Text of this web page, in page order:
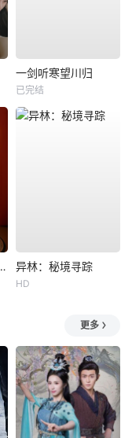
一剑听寒望川归
已完结
我妈男闺蜜 异林：秘境寻踪
HD
更多